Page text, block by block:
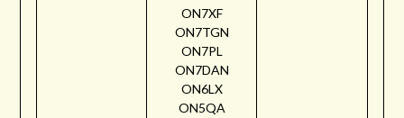
ON7XF
ON7TGN
ON7PL
ON7DAN
ON6LX
ON5QA